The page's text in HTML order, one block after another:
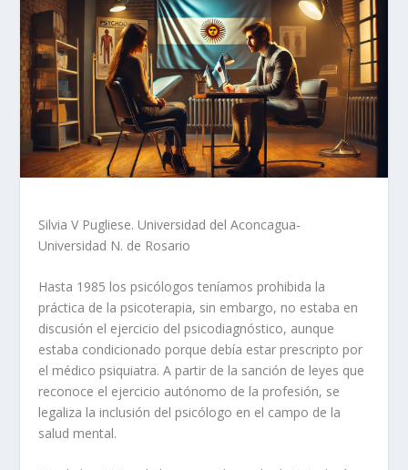
Silvia V Pugliese. Universidad del Aconcagua-
Universidad N. de Rosario
Hasta 1985 los psicólogos teníamos prohibida la
práctica de la psicoterapia, sin embargo, no estaba en
discusión el ejercicio del psicodiagnóstico, aunque
estaba condicionado porque debía estar prescripto por
el médico psiquiatra. A partir de la sanción de leyes que
reconoce el ejercicio autónomo de la profesión, se
legaliza la inclusión del psicólogo en el campo de la
salud mental.